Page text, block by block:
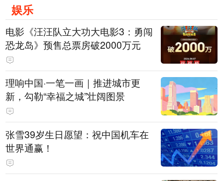
娱乐
电影《汪汪队立大功大电影3：勇闯
恐龙岛》预售总票房破2000万元
理响中国·一笔一画｜推进城市更
新，勾勒“幸福之城”壮阔图景
张雪39岁生日愿望：祝中国机车在
世界通赢！